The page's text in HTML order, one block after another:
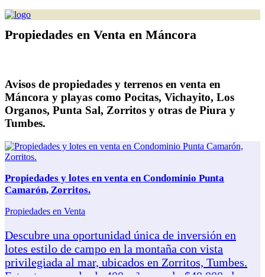
Propiedades en Venta en Máncora
Avisos de propiedades y terrenos en venta en
Máncora y playas como Pocitas, Vichayito, Los
Organos, Punta Sal, Zorritos y otras de Piura y
Tumbes.
Propiedades y lotes en venta en Condominio Punta
Camarón, Zorritos.
Propiedades en Venta
Descubre una oportunidad única de inversión en
lotes estilo de campo en la montaña con vista
privilegiada al mar, ubicados en Zorritos, Tumbes.